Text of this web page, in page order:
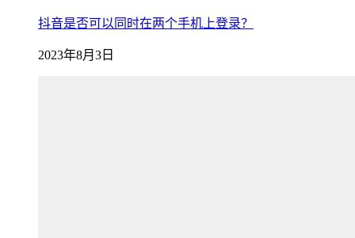
抖音是否可以同时在两个手机上登录？
2023年8月3日